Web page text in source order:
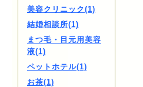
美容クリニック(1)
結婚相談所(1)
まつ毛・目元用美容
液(1)
ペットホテル(1)
お茶(1)